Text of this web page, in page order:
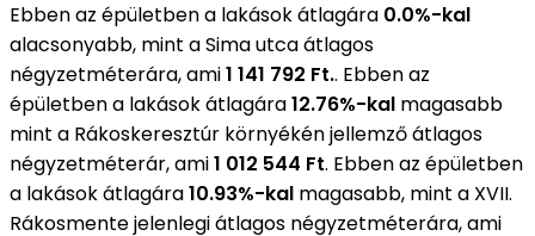
Ebben az épületben a lakások átlagára 0.0%-kal
alacsonyabb, mint a Sima utca átlagos
négyzetméterára, ami1 141 792 Ft.. Ebben az
épületben a lakások átlagára12.76%-kal magasabb
mint a Rákoskeresztúr környékén jellemző átlagos
négyzetméterár, ami1 012 544 Ft. Ebben az épületben
a lakások átlagára10.93%-kal magasabb, mint a XVII.
Rákosmente jelenlegi átlagos négyzetméterára, ami